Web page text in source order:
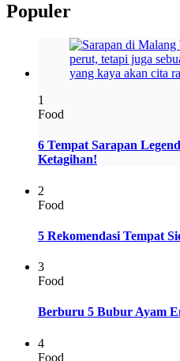
Populer
1
Food
6 Tempat Sarapan
Ketagihan!
2
Food
5 Rekomendasi Tempat
3
Food
Berburu 5 Bubur Ayam
4
Food